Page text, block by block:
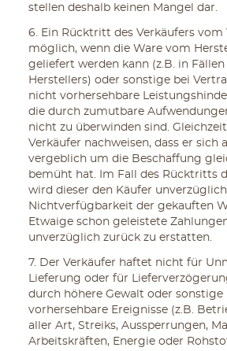
stellen deshalb keinen Mangel dar.
6. Ein Rücktritt des Verkäufers
möglich, wenn die Ware vom
geliefert werden kann (z.B. in
Herstellers) oder sonstige bei
nicht vorhersehbare
die durch zumutbare
nicht zu überwinden sind.
Verkäufer nachweisen, dass er sich
vergeblich um die Beschaffung
bemüht hat. Im Fall des Rücktritts
wird dieser den Käufer
Nichtverfügbarkeit der gekauften
Etwaige schon geleistete
unverzüglich zurück zu erstatten.
7. Der Verkäufer haftet nicht für
Lieferung oder für
durch höhere Gewalt oder sonstige
vorhersehbare Ereignisse (z.B.
aller Art, Streiks, Aussperrungen,
Arbeitskräften, Energie oder